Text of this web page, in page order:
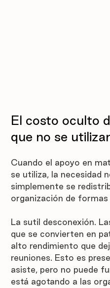
El costo oculto
que no se
Cuando el apoyo en
se utiliza, la necesidad
simplemente se
organización de
La sutil desconexión.
que se convierten en
alto rendimiento que
reuniones. Esto es
asiste, pero no puede
está agotando a las